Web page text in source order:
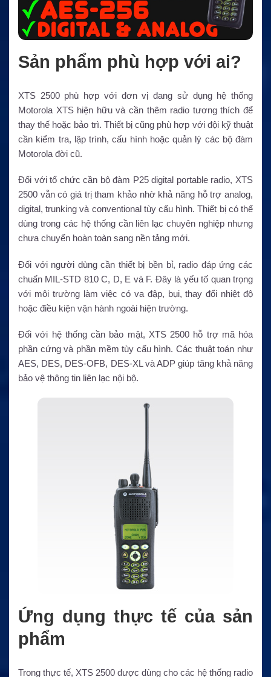
Sản phẩm phù hợp với ai?
XTS 2500 phù hợp với đơn vị đang sử dụng hệ thống
Motorola XTS hiện hữu và cần thêm radio tương thích để
thay thế hoặc bảo trì. Thiết bị cũng phù hợp với đội kỹ thuật
cần kiểm tra, lập trình, cấu hình hoặc quản lý các bộ đàm
Motorola đời cũ.
Đối với tổ chức cần bộ đàm P25 digital portable radio, XTS
2500 vẫn có giá trị tham khảo nhờ khả năng hỗ trợ analog,
digital, trunking và conventional tùy cấu hình. Thiết bị có thể
dùng trong các hệ thống cần liên lạc chuyên nghiệp nhưng
chưa chuyển hoàn toàn sang nền tảng mới.
Đối với người dùng cần thiết bị bền bỉ, radio đáp ứng các
chuẩn MIL-STD 810 C, D, E và F. Đây là yếu tố quan trọng
với môi trường làm việc có va đập, bụi, thay đổi nhiệt độ
hoặc điều kiện vận hành ngoài hiện trường.
Đối với hệ thống cần bảo mật, XTS 2500 hỗ trợ mã hóa
phần cứng và phần mềm tùy cấu hình. Các thuật toán như
AES, DES, DES-OFB, DES-XL và ADP giúp tăng khả năng
bảo vệ thông tin liên lạc nội bộ.
Ứng dụng thực tế của sản
phẩm
Trong thực tế, XTS 2500 được dùng cho các hệ thống radio